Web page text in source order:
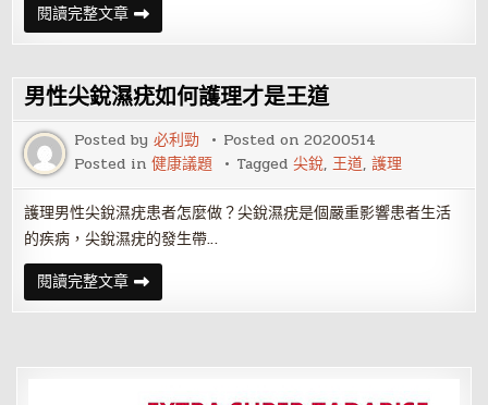
閱讀完整文章如
何
遠
尖
銳
菜
花
男性尖銳濕疣如何護理才是王道
Posted by必利勁 Posted on20200514
Posted in健康議題 Tagged尖銳,王道,護理
護理男性尖銳濕疣患者怎麼做？尖銳濕疣是個嚴重影響患者生活
的疾病，尖銳濕疣的發生帶…
閱讀完整文章男
性
尖
如